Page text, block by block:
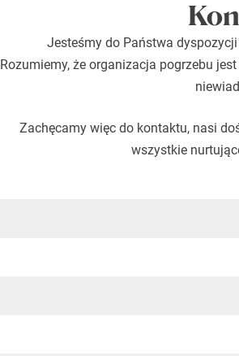
Jesteśmy do Państwa
Rozumiemy, że organizacja pogrzebu
Zachęcamy więc do kontaktu, nasi
wszystkie